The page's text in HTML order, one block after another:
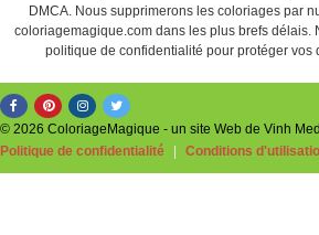
DMCA. Nous supprimerons les coloriages par
coloriagemagique.com dans les plus brefs délais.
politique de confidentialité pour protéger vos
© 2026 ColoriageMagique - un site Web de Vinh
Politique de confidentialité
Conditions